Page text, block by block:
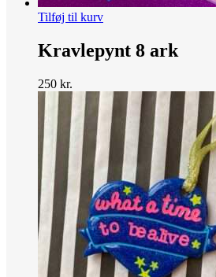
Tilføj til kurv
Kravlepynt 8 ark
250 kr.